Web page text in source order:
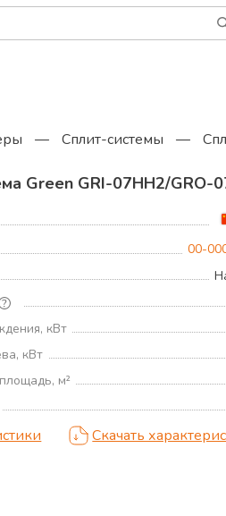
— Сплит-системы —
Green GRI-07HH2/GRO-
00-
кВт
кВт
м²
Скачать